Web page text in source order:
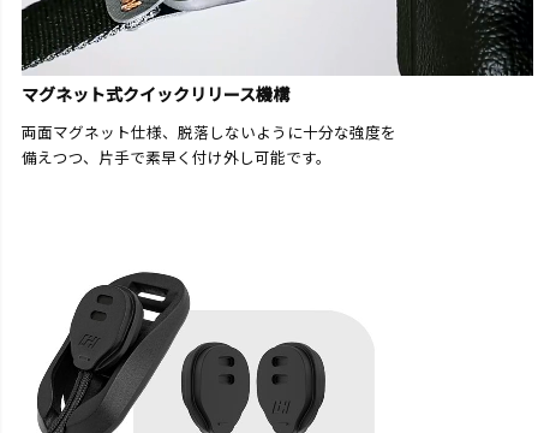
マグネット式クイックリリース機構
両面マグネット仕様、脱落しないように十分な強度を
備えつつ、片手で素早く付け外し可能です。